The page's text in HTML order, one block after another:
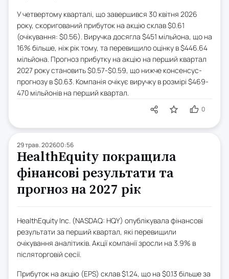
У четвертому кварталі, що завершився 30 квітня 2026
року, скоригований прибуток на акцію склав $0.61
(очікування: $0.56). Виручка досягла $451 мільйона, що на
16% більше, ніж рік тому, та перевищило оцінку в $446.64
мільйона. Прогноз прибутку на акцію на перший квартал
2027 року становить $0.57-$0.59, що нижче консенсус-
прогнозу в $0.63. Компанія очікує виручку в розмірі $469-
470 мільйонів на перший квартал.
0
29 трав. 202600:56
HealthEquity покращила
фінансові результати та
прогноз на 2027 рік
HealthEquity Inc. (NASDAQ: HQY) опублікувала фінансові
результати за перший квартал, які перевищили
очікування аналітиків. Акції компанії зросли на 3.9% в
післяторговій сесії.
Прибуток на акцію (EPS) склав $1.24, що на $0.13 більше за